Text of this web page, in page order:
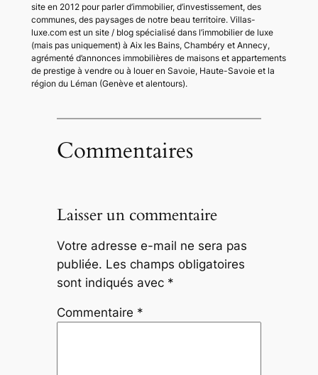
site en 2012 pour parler d’immobilier, d’investissement, des
communes, des paysages de notre beau territoire. Villas-
luxe.com est un site / blog spécialisé dans l’immobilier de luxe
(mais pas uniquement) à Aix les Bains, Chambéry et Annecy,
agrémenté d’annonces immobilières de maisons et appartements
de prestige à vendre ou à louer en Savoie, Haute-Savoie et la
région du Léman (Genève et alentours).
Commentaires
Laisser un commentaire
Votre adresse e-mail ne sera pas
publiée. Les champs obligatoires
sont indiqués avec *
Commentaire *